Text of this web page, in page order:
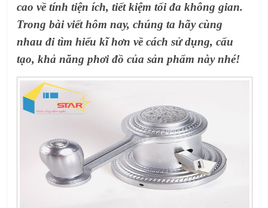
cao về tính tiện ích, tiết kiệm tối đa không gian.
Trong bài viết hôm nay, chúng ta hãy cùng
nhau đi tìm hiểu kĩ hơn về cách sử dụng, cấu
tạo, khả năng phơi đồ của sản phẩm này nhé!